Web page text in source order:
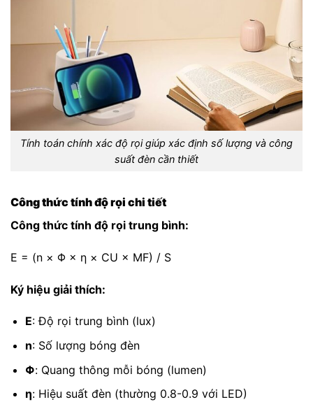
Tính toán chính xác độ rọi giúp xác định số lượng và công
suất đèn cần thiết
Công thức tính độ rọi chi tiết
Công thức tính độ rọi trung bình:
E = (n × Φ × η × CU × MF) / S
Ký hiệu giải thích:
E: Độ rọi trung bình (lux)
n: Số lượng bóng đèn
Φ: Quang thông mỗi bóng (lumen)
η: Hiệu suất đèn (thường 0.8-0.9 với LED)